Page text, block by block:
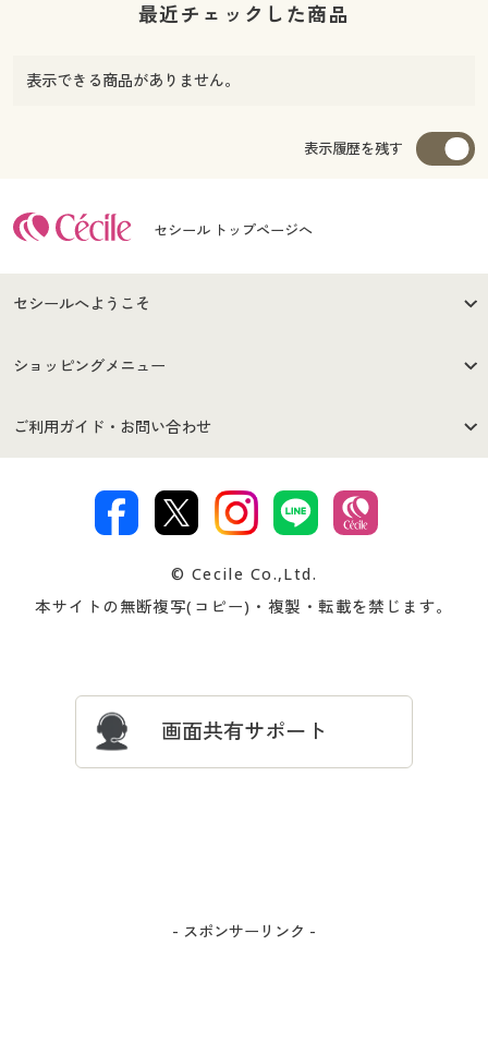
最近チェックした商品
表示できる商品がありません。
表示履歴を残す
セシール トップページへ
セシールへようこそ
はじめての方へ
セシールご利用規約
著作権・商標について 会社案内
ショッピングメニュー
商品カテゴリ
プレゼント＆キャンペーン サイトマップ
ご利用ガイド・お問い合わせ
交換・返品は お支払は
ついて
忘れの場合
© Cecile Co.,Ltd.
本サイトの無断複写(コピー)・複製・転載を禁じます。
画面共有サポート
- スポンサーリンク -